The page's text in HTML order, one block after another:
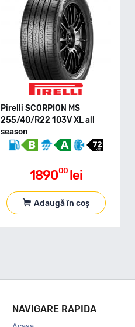
Pirelli SCORPION MS
255/40/R22 103V XL all
season
189000 lei
Adaugă în coș
NAVIGARE RAPIDA